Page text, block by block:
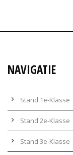
NAVIGATIE
Stand 1e-Klasse
Stand 2e-Klasse
Stand 3e-Klasse